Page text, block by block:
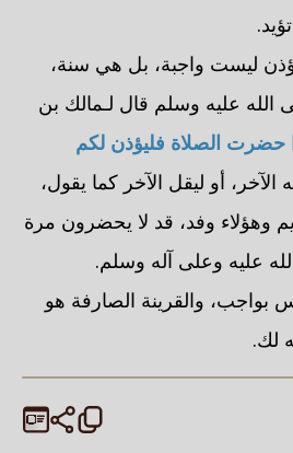
ليست واجبة، بل هي سنة،
الله عليه وسلم قال لـمالك بن
حضرت الصلاة فليؤذن لكم
الآخر، أو ليقل الآخر كما يقول،
وهؤلاء وفد، قد لا يحضرون مرة
عليه وعلى آله وسلم.
بواجب، والقرينة الصارفة هو
لك.